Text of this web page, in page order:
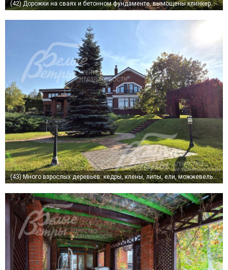
(42)Дорожки на сваях и бетонном фундаменте, вымощены клинкерной брусчаткой и освещены
(43)Много взрослых деревьев: кедры, клены, липы, ели, можжевельники